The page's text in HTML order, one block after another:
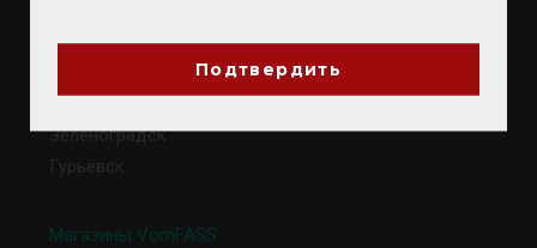
Зеленоградск
Гурьевск
Магазины VomFASS
Подтвердить